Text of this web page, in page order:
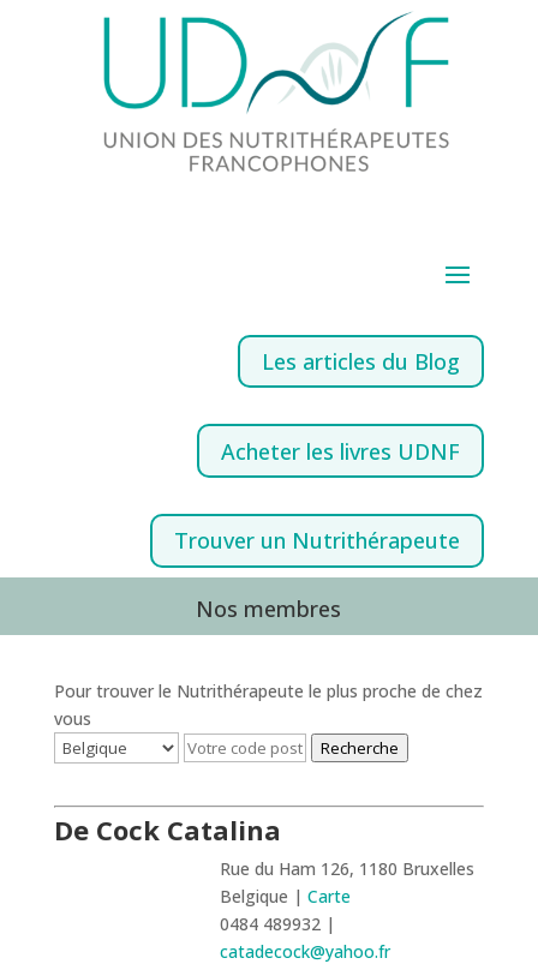
Les articles du Blog
Acheter les livres UDNF
Trouver un Nutrithérapeute
Nos membres
Pour trouver le Nutrithérapeute le plus proche de chez
vous
Recherche
De Cock Catalina
Rue du Ham 126, 1180 Bruxelles
Belgique | Carte
0484 489932 |
catadecock@yahoo.fr